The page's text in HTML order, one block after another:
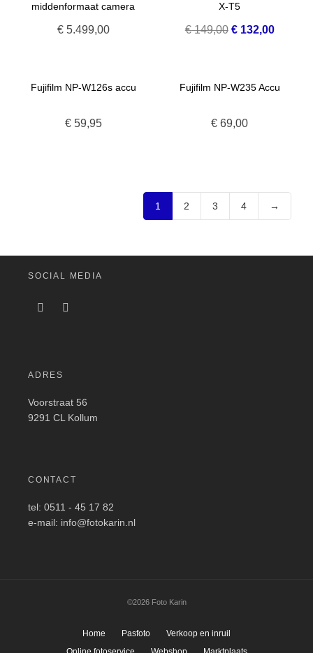
middenformaat camera
€5.499,00
X-T5
€149,00 Oorspronkelijke
€132,00Huidige
Fujifilm NP-W126s accu
€59,95
Fujifilm NP-W235 Accu
€ 69,00
1 2 3 4 →
SOCIAL MEDIA
ADRES
Voorstraat 56
9291 CL Kollum
CONTACT
tel: 0511 - 45 17 82
e-mail: info@fotokarin.nl
©2026 Foto Karin
Home Pasfoto
Verkoop en inruil